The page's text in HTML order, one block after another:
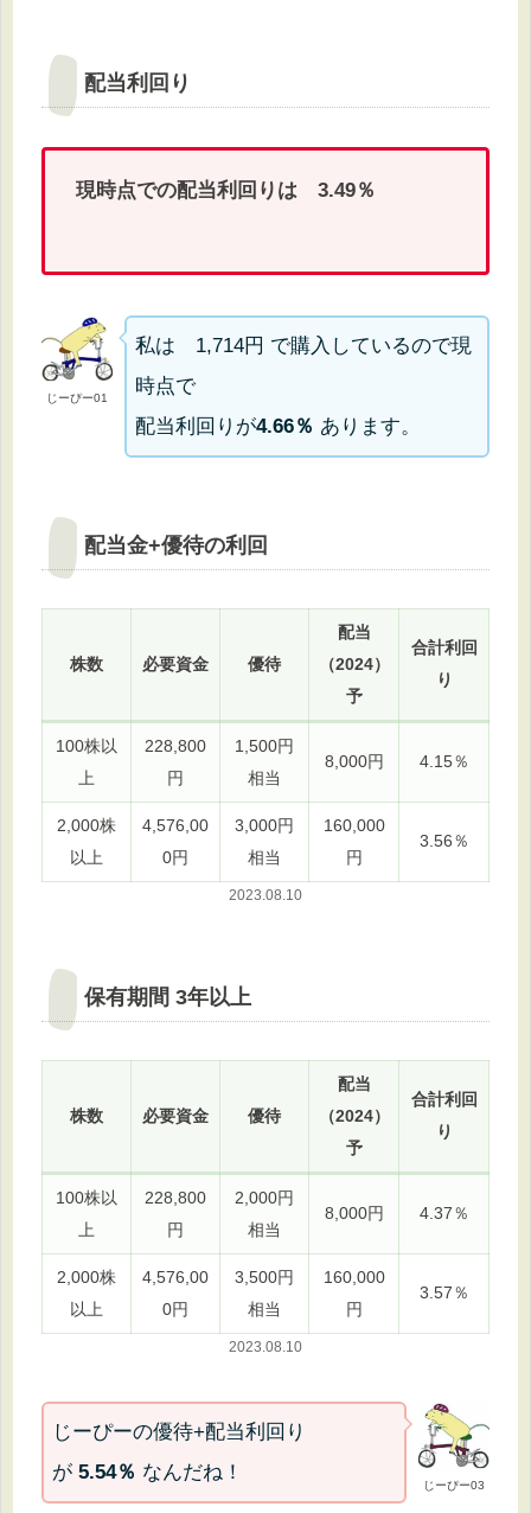
配当利回り
現時点での配当利回りは 3.49％
じーぴー01
私は 1,714円 で購入しているので現
時点で
配当利回りが4.66％ あります。
配当金+優待の利回
株数 必要資金 優待
配当
（2024）
予
合計利回
り
100株以
上
228,800
円
1,500円
相当
8,000円 4.15％
2,000株
以上
4,576,00
0円
3,000円
相当
160,000
円
3.56％
2023.08.10
保有期間 3年以上
株数 必要資金 優待
配当
（2024）
予
合計利回
り
100株以
上
228,800
円
2,000円
相当
8,000円 4.37％
2,000株
以上
4,576,00
0円
3,500円
相当
160,000
円
3.57％
2023.08.10
じーぴー03
じーぴーの優待+配当利回り
が 5.54％ なんだね！